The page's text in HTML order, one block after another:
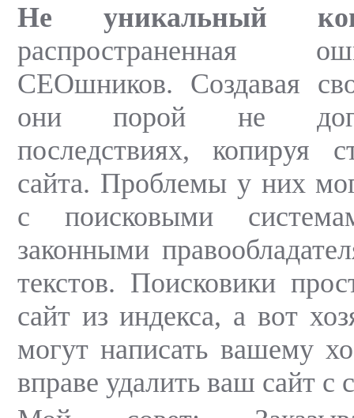
Не уникальный
распространенная
СЕОшников. Создавая
они порой не
последствиях, копируя
сайта. Проблемы у них
с поисковыми
законными
текстов. Поисковики
сайт из индекса, а вот
могут написать вашему
вправе удалить ваш сайт с